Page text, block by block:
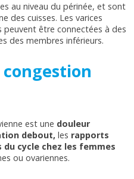
au niveau du périnée, et sont
des cuisses. Les varices
peuvent être connectées à des
des membres inférieurs.
est une douleur
debout, les rapports
cycle chez les femmes
ou ovariennes.